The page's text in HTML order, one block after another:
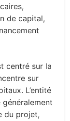
de capital,
centré sur la
sur
L’entité
du projet,